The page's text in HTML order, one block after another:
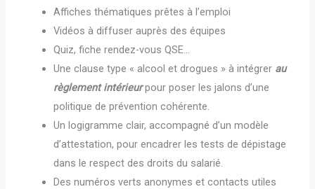
Affiches thématiques prêtes à l’emploi
Vidéos à diffuser auprès des équipes
Quiz, fiche rendez-vous QSE…
Une clause type « alcool et drogues » à intégrer au
règlement intérieurpour poser les jalons d’une
politique de prévention cohérente.
Un logigramme clair, accompagné d’un modèle
d’attestation, pour encadrer les tests de dépistage
dans le respect des droits du salarié.
Des numéros verts anonymes et contacts utiles